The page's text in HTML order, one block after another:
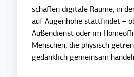
schaffen digitale Räume, in
auf Augenhöhe stattfindet –
Außendienst oder im
Menschen, die physisch
gedanklich gemeinsam